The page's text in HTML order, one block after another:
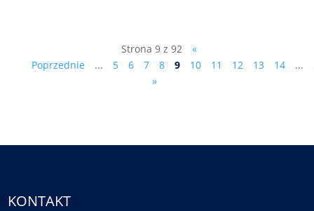
Strona 9 z 92
«
Poprzednie
... 5 6 7 8 9 10 11 12 13 14 ...
»
KONTAKT